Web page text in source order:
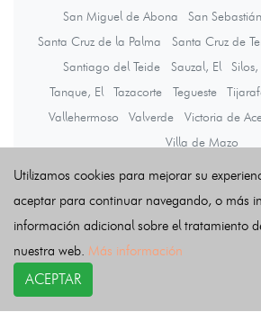
San Miguel de Abona
San
Santa Cruz de la Palma
Santa Cruz de
Santiago del Teide
Sauzal, El
Tanque, El
Tazacorte Tegueste
Vallehermoso
Valverde Victoria de
Villa de Mazo
Utilizamos cookies para mejorar su
aceptar para continuar navegando, o más
información adicional sobre el tratamiento
nuestra web. Más información
ACEPTAR